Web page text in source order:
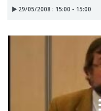
29/05/2008 : 15:00 - 15:00